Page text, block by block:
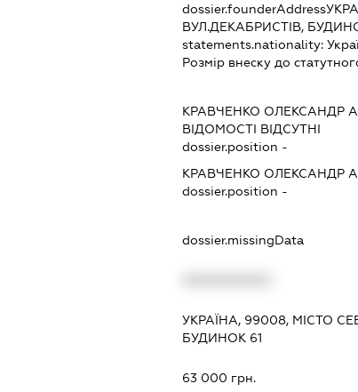
dossier.founderAddress
ВУЛ.ДЕКАБРИСТІВ,
statements.nationality:
Розмір внеску до
КРАВЧЕНКО ОЛЕКСАНДР
ВІДОМОСТІ ВІДСУТНІ
dossier.position -
КРАВЧЕНКО ОЛЕКСАНДР
dossier.position -
dossier.missingData
УКРАЇНА, 99008, МІСТО
БУДИНОК 61
63 000 грн.